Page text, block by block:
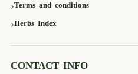
Terms and conditions
Herbs Index
CONTACT INFO